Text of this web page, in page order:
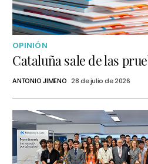
OPINIÓN
Cataluña sale de las
ANTONIO JIMENO 28 de julio de 2026